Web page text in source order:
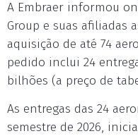
A Embraer informou
Group e suas afiliadas
aquisição de até 74
pedido inclui 24
bilhões (a preço de
As entregas das 24
semestre de 2026,